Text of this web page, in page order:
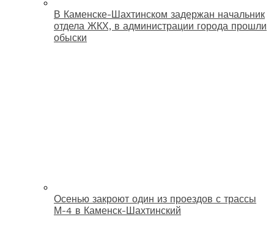
В Каменске-Шахтинском задержан начальник
отдела ЖКХ, в администрации города прошли
обыски
Осенью закроют один из проездов с трассы
М-4 в Каменск-Шахтинский